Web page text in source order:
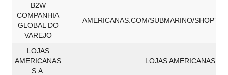
B2W
COMPANHIA
GLOBAL DO
VAREJO
AMERICANAS.COM/SUBMARINO/
LOJAS
AMERICANAS
S.A.
LOJAS AMERICANAS